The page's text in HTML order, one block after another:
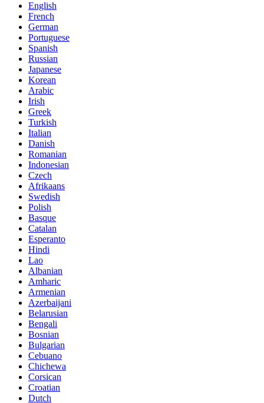
English
French
German
Portuguese
Spanish
Russian
Japanese
Korean
Arabic
Irish
Greek
Turkish
Italian
Danish
Romanian
Indonesian
Czech
Afrikaans
Swedish
Polish
Basque
Catalan
Esperanto
Hindi
Lao
Albanian
Amharic
Armenian
Azerbaijani
Belarusian
Bengali
Bosnian
Bulgarian
Cebuano
Chichewa
Corsican
Croatian
Dutch